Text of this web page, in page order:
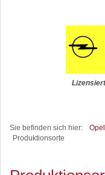
Sie befinden sich hier:
Produktionsorte